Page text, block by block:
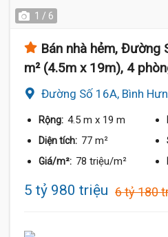
1 / 6
Bán nhà hẻm, Đường
m² (4.5m x 19m), 4
Đường Số 16A, Bình
Rộng: 4.5 m x 19 m
Diện tích: 77 m²
Giá/m²: 78 triệu/m²
5 tỷ 980 triệu 6 tỷ 180